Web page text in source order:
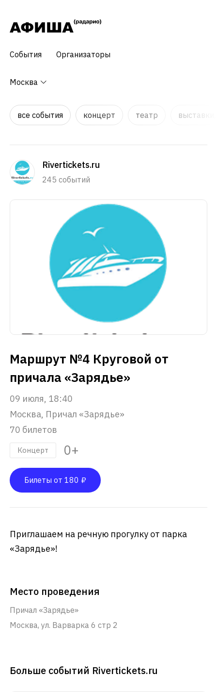
События Организаторы
Москва
все события концерт театр
Rivertickets.ru
245 событий
Маршрут №4 Круговой от
причала «Зарядье»
09 июля, 18:40
Москва, Причал «Зарядье»
70 билетов
Концерт 0+
Билеты от 180 ₽
Приглашаем на речную прогулку от парка
«Зарядье»!
Место проведения
Причал «Зарядье»
Москва, ул. Варварка 6 стр 2
Больше событий Rivertickets.ru